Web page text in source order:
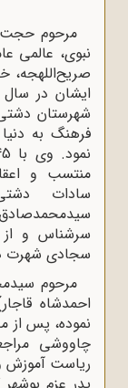
مرحوم
نبوی، عالمی
صریح‌اللهجه،
ایشان در سال 1303ش
شهرستان
فرهنگ به
منتسب و
سادات
سرشناس و از
سجادی شهرت
احمدشاه
نموده، پس از
چاووشی
ریاست آموزش